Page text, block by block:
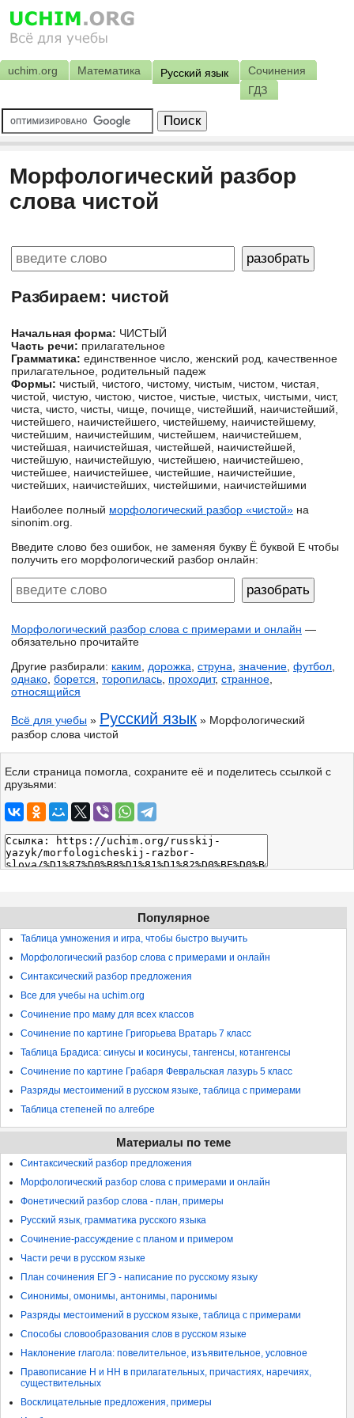
uchim.org Математика Русский язык
Сочинения
ГДЗ
Морфологический разбор
слова чистой
Разбираем: чистой
Начальная форма: ЧИСТЫЙ
Часть речи: прилагательное
Грамматика: единственное число, женский род, качественное
прилагательное, родительный падеж
Формы: чистый, чистого, чистому, чистым, чистом, чистая,
чистой, чистую, чистою, чистое, чистые, чистых, чистыми, чист,
чиста, чисто, чисты, чище, почище, чистейший, наичистейший,
чистейшего, наичистейшего, чистейшему, наичистейшему,
чистейшим, наичистейшим, чистейшем, наичистейшем,
чистейшая, наичистейшая, чистейшей, наичистейшей,
чистейшую, наичистейшую, чистейшею, наичистейшею,
чистейшее, наичистейшее, чистейшие, наичистейшие,
чистейших, наичистейших, чистейшими, наичистейшими
Наиболее полный морфологический разбор «чистой» на
sinonim.org.
Введите слово без ошибок, не заменяя букву Ё буквой Е чтобы
получить его морфологический разбор онлайн:
Морфологический разбор слова с примерами и онлайн —
обязательно прочитайте
Другие разбирали: каким дорожка струна значение футбол
однако борется торопилась проходит, странное
относящийся
Всё для учебы » Русский язык » Морфологический
разбор слова чистой
Если страница помогла, сохраните её и поделитесь ссылкой с
друзьями:
Популярное
Таблица умножения и игра, чтобы быстро выучить
Морфологический разбор слова с примерами и онлайн
Синтаксический разбор предложения
Все для учебы на uchim.org
Сочинение про маму для всех классов
Сочинение по картине Григорьева Вратарь 7 класс
Таблица Брадиса: синусы и косинусы, тангенсы, котангенсы
Сочинение по картине Грабаря Февральская лазурь 5 класс
Разряды местоимений в русском языке, таблица с примерами
Таблица степеней по алгебре
Материалы по теме
Синтаксический разбор предложения
Морфологический разбор слова с примерами и онлайн
Фонетический разбор слова - план, примеры
Русский язык, грамматика русского языка
Сочинение-рассуждение с планом и примером
Части речи в русском языке
План сочинения ЕГЭ - написание по русскому языку
Синонимы, омонимы, антонимы, паронимы
Разряды местоимений в русском языке, таблица с примерами
Способы словообразования слов в русском языке
Наклонение глагола: повелительное, изъявительное, условное
Правописание Н и НН в прилагательных, причастиях, наречиях,
существительных
Восклицательные предложения, примеры